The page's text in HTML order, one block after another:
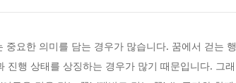
요한 의미를 담는 경우가 많습니다. 꿈에서 걷는 행
진행 상태를 상징하는 경우가 많기 때문입니다. 그래